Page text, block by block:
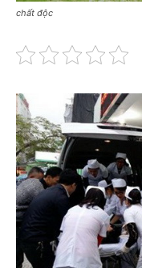
chất độc